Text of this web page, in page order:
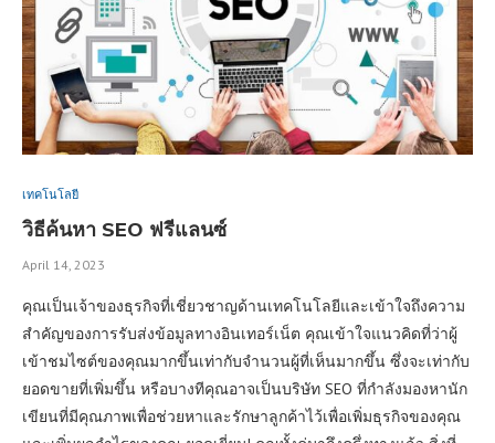
เทคโนโลยี
วิธีค้นหา SEO ฟรีแลนซ์
April 14, 2023
คุณเป็นเจ้าของธุรกิจที่เชี่ยวชาญด้านเทคโนโลยีและเข้าใจถึงความ
สำคัญของการรับส่งข้อมูลทางอินเทอร์เน็ต คุณเข้าใจแนวคิดที่ว่าผู้
เข้าชมไซต์ของคุณมากขึ้นเท่ากับจำนวนผู้ที่เห็นมากขึ้น ซึ่งจะเท่ากับ
ยอดขายที่เพิ่มขึ้น หรือบางทีคุณอาจเป็นบริษัท SEO ที่กำลังมองหานัก
เขียนที่มีคุณภาพเพื่อช่วยหาและรักษาลูกค้าไว้เพื่อเพิ่มธุรกิจของคุณ